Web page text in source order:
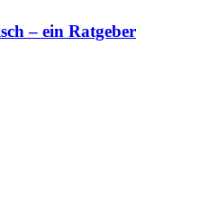
– ein Ratgeber